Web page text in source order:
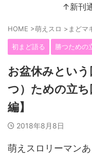
↑新刊
HOME >萌えスロ > まどマ
初まど語る 勝つための
お盆休みとい
つ）ための立
編】
2018年8月8日
萌えスロリーマンあ